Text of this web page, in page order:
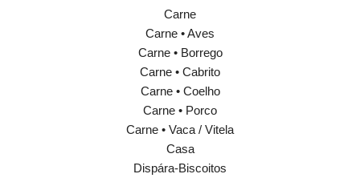
Carne
Carne • Aves
Carne • Borrego
Carne • Cabrito
Carne • Coelho
Carne • Porco
Carne • Vaca / Vitela
Casa
Dispára-Biscoitos